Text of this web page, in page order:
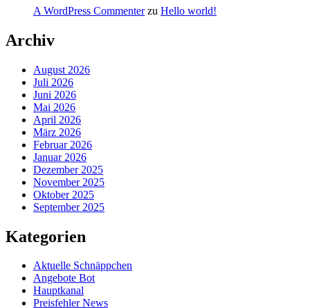
A WordPress Commenterzu Hello world!
Archiv
August 2026
Juli 2026
Juni 2026
Mai 2026
April 2026
März 2026
Februar 2026
Januar 2026
Dezember 2025
November 2025
Oktober 2025
September 2025
Kategorien
Aktuelle Schnäppchen
Angebote Bot
Hauptkanal
Preisfehler News